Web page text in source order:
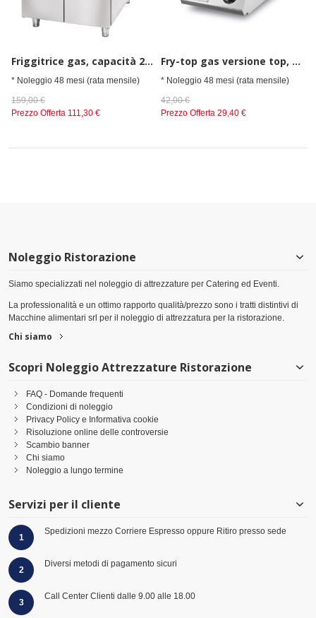
Friggitrice gas, capacità 2x 21 litri
* Noleggio 48 mesi (rata mensile)
159,00 €
Prezzo Offerta 111,30 €
Fry-top gas versione top, piastra rigata
* Noleggio 48 mesi (rata mensile)
42,00 €
Prezzo Offerta 29,40 €
Noleggio Ristorazione
Siamo specializzati nel noleggio di attrezzature per Catering ed Eventi.
La professionalità e un ottimo rapporto qualità/prezzo sono i tratti distintivi di
Macchine alimentari srl per il noleggio di attrezzatura per la ristorazione.
Chi siamo
Scopri Noleggio Attrezzature Ristorazione
FAQ - Domande frequenti
Condizioni di noleggio
Privacy Policy e Informativa cookie
Risoluzione online delle controversie
Scambio banner
Chi siamo
Noleggio a lungo termine
Servizi per il cliente
1
Spedizioni mezzo Corriere Espresso oppure Ritiro presso sede
2
Diversi metodi di pagamento sicuri
3
Call Center Clienti dalle 9.00 alle 18.00